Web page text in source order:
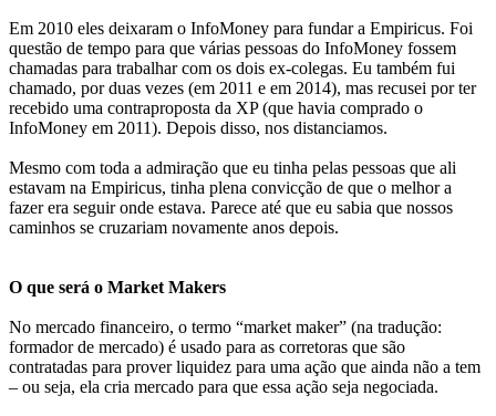
Em 2010 eles deixaram o InfoMoney para fundar a Empiricus. Foi
questão de tempo para que várias pessoas do InfoMoney fossem
chamadas para trabalhar com os dois ex-colegas. Eu também fui
chamado, por duas vezes (em 2011 e em 2014), mas recusei por ter
recebido uma contraproposta da XP (que havia comprado o
InfoMoney em 2011). Depois disso, nos distanciamos.
Mesmo com toda a admiração que eu tinha pelas pessoas que ali
estavam na Empiricus, tinha plena convicção de que o melhor a
fazer era seguir onde estava. Parece até que eu sabia que nossos
caminhos se cruzariam novamente anos depois.
O que será o Market Makers
No mercado financeiro, o termo “market maker” (na tradução:
formador de mercado) é usado para as corretoras que são
contratadas para prover liquidez para uma ação que ainda não a tem
– ou seja, ela cria mercado para que essa ação seja negociada.